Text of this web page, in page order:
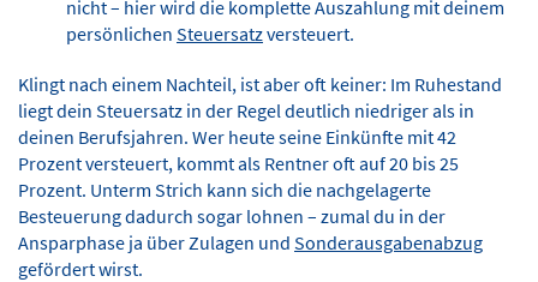
nicht – hier wird die komplette Auszahlung mit deinem
persönlichen Steuersatzversteuert.
Klingt nach einem Nachteil, ist aber oft keiner: Im Ruhestand
liegt dein Steuersatz in der Regel deutlich niedriger als in
deinen Berufsjahren. Wer heute seine Einkünfte mit 42
Prozent versteuert, kommt als Rentner oft auf 20 bis 25
Prozent. Unterm Strich kann sich die nachgelagerte
Besteuerung dadurch sogar lohnen – zumal du in der
Ansparphase ja über Zulagen und Sonderausgabenabzug
gefördert wirst.